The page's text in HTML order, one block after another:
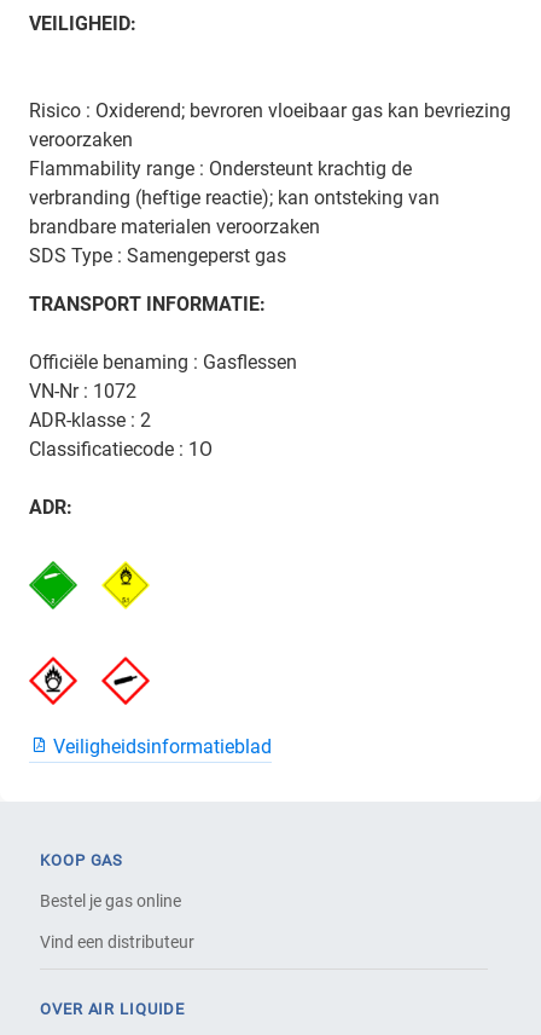
VEILIGHEID:
Risico : Oxiderend; bevroren vloeibaar gas kan bevriezing
veroorzaken
Flammability range : Ondersteunt krachtig de
verbranding (heftige reactie); kan ontsteking van
brandbare materialen veroorzaken
SDS Type : Samengeperst gas
TRANSPORT INFORMATIE:
Officiële benaming : Gasflessen
VN-Nr : 1072
ADR-klasse : 2
Classificatiecode : 1O
ADR:
Veiligheidsinformatieblad
KOOP GAS
Bestel je gas online
Vind een distributeur
OVER AIR LIQUIDE